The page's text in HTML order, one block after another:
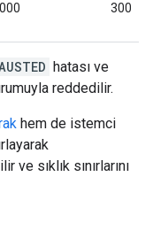
300
hatası ve
reddedilir.
hem de istemci
ve sıklık sınırlarını